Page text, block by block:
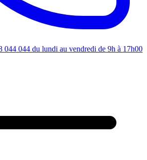
044 044 du lundi au vendredi de 9h à 17h00